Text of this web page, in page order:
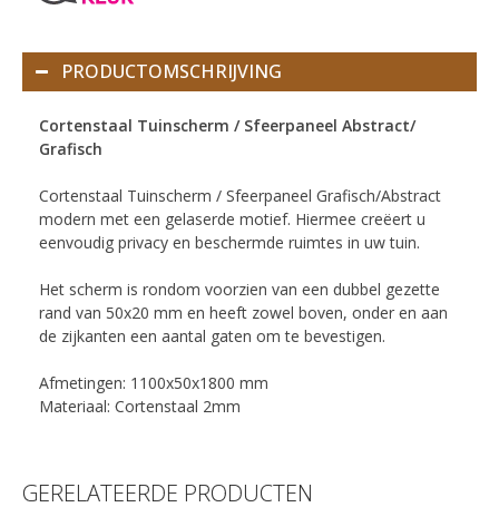
PRODUCTOMSCHRIJVING
Cortenstaal Tuinscherm / Sfeerpaneel Abstract/
Grafisch
Cortenstaal Tuinscherm / Sfeerpaneel Grafisch/Abstract
modern met een gelaserde motief. Hiermee creëert u
eenvoudig privacy en beschermde ruimtes in uw tuin.
Het scherm is rondom voorzien van een dubbel gezette
rand van 50x20 mm en heeft zowel boven, onder en aan
de zijkanten een aantal gaten om te bevestigen.
Afmetingen: 1100x50x1800 mm
Materiaal: Cortenstaal 2mm
GERELATEERDE PRODUCTEN